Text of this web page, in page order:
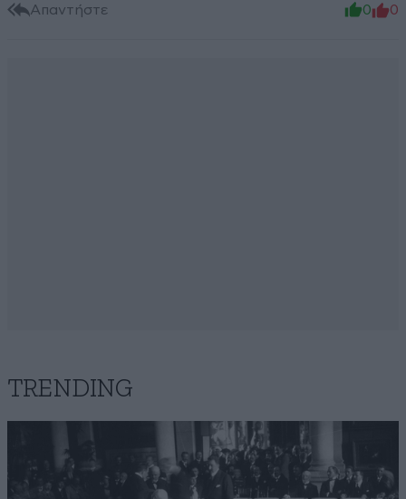
Απαντήστε 0 0
TRENDING